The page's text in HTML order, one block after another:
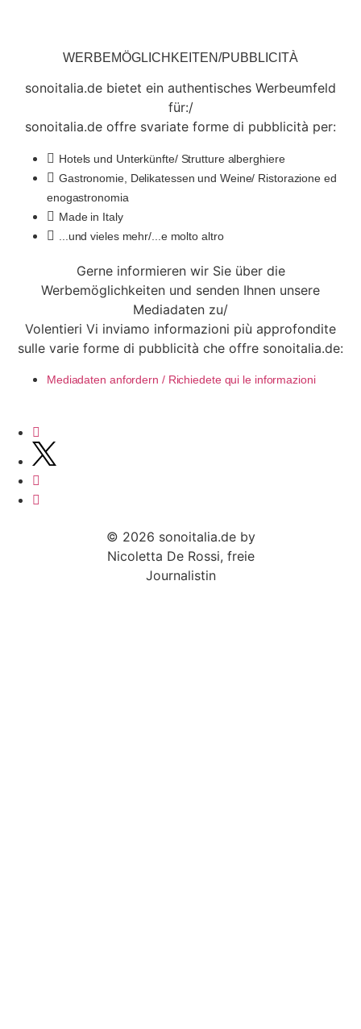
WERBEMÖGLICHKEITEN/PUBBLICITÀ
sonoitalia.de bietet ein authentisches Werbeumfeld
für:/
sonoitalia.de offre svariate forme di pubblicità per:
Hotels und Unterkünfte/ Strutture alberghiere
Gastronomie, Delikatessen und Weine/ Ristorazione ed
enogastronomia
Made in Italy
...und vieles mehr/...e molto altro
Gerne informieren wir Sie über die
Werbemöglichkeiten und senden Ihnen unsere
Mediadaten zu/
Volentieri Vi inviamo informazioni più approfondite
sulle varie forme di pubblicità che offre sonoitalia.de:
Mediadaten anfordern / Richiedete qui le informazioni
© 2026 sonoitalia.de by
Nicoletta De Rossi, freie
Journalistin